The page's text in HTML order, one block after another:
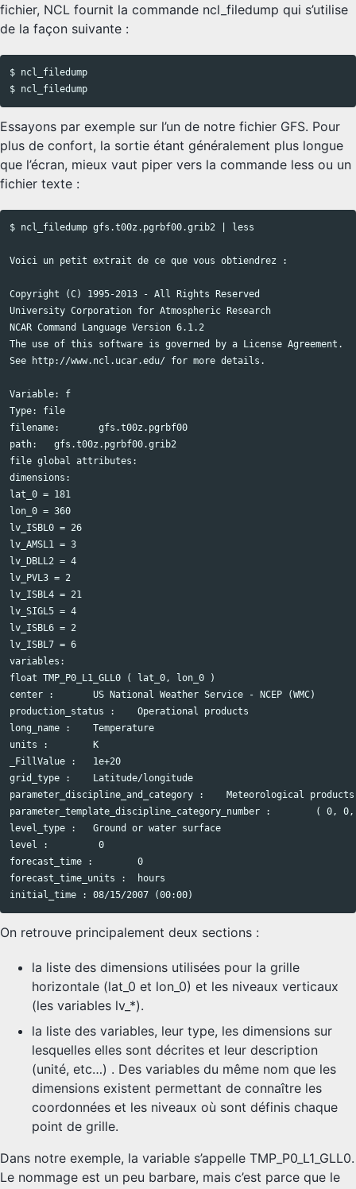
fichier, NCL fournit la commande ncl_filedump qui s’utilise
de la façon suivante :
Copy code
$ ncl_filedump
Essayons par exemple sur l’un de notre fichier GFS. Pour
plus de confort, la sortie étant généralement plus longue
que l’écran, mieux vaut piper vers la commande less ou un
fichier texte :
Copy code
$ ncl_filedump gfs.t00z.pgrbf00.grib2 | less
Voici un petit extrait de ce que vous obtiendrez :
Copyright (C) 1995-2013 - All Rights Reserved
University Corporation for Atmospheric Research
NCAR Command Language Version 6.1.2
The use of this software is governed by a License Agreement.
See http://www.ncl.ucar.edu/ for more details.
Variable: f
Type: file
filename:       gfs.t00z.pgrbf00
path:   gfs.t00z.pgrbf00.grib2
file global attributes:
dimensions:
lat_0 = 181
lon_0 = 360
lv_ISBL0 = 26
lv_AMSL1 = 3
lv_DBLL2 = 4
lv_PVL3 = 2
lv_ISBL4 = 21
lv_SIGL5 = 4
lv_ISBL6 = 2
lv_ISBL7 = 6
variables:
float TMP_P0_L1_GLL0 ( lat_0, lon_0 )
center :       US National Weather Service - NCEP (WMC)
production_status :    Operational products
long_name :    Temperature
units :        K
_FillValue :   1e+20
grid_type :    Latitude/longitude
parameter_discipline_and_category :    Meteorological
parameter_template_discipline_category_number :        ( 0,
level_type :   Ground or water surface
level :         0
forecast_time :        0
forecast_time_units :  hours
On retrouve principalement deux sections :
la liste des dimensions utilisées pour la grille
horizontale (lat_0 et lon_0) et les niveaux verticaux
(les variables lv_*).
la liste des variables, leur type, les dimensions sur
lesquelles elles sont décrites et leur description
(unité, etc…) . Des variables du même nom que les
dimensions existent permettant de connaître les
coordonnées et les niveaux où sont définis chaque
point de grille.
Dans notre exemple, la variable s’appelle TMP_P0_L1_GLL0.
Le nommage est un peu barbare, mais c’est parce que le